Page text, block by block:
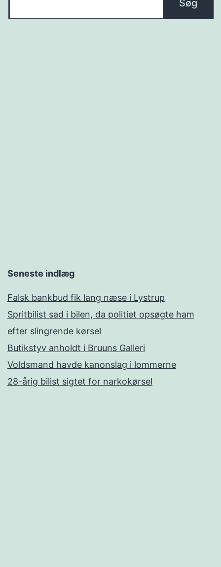
Seneste indlæg
Falsk bankbud fik lang næse i Lystrup
Spritbilist sad i bilen, da politiet opsøgte ham
efter slingrende kørsel
Butikstyv anholdt i Bruuns Galleri
Voldsmand havde kanonslag i lommerne
28-årig bilist sigtet for narkokørsel